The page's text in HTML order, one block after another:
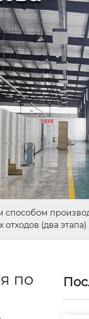
способом
(два этапа)
по